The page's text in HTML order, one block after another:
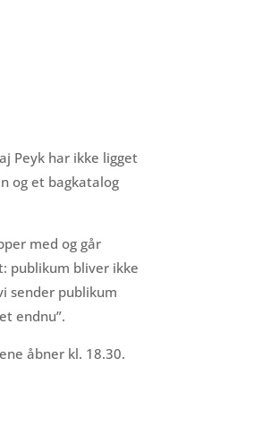
Peyk har ikke ligget
og et bagkatalog
med og går
publikum bliver ikke
sender publikum
endnu”.
åbner kl. 18.30.